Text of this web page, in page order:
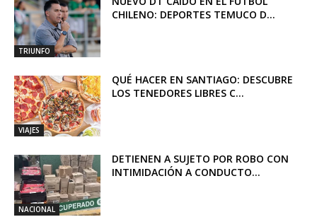
TRIUNFO
CHILENO: DEPORTES TEMUCO D...
VIAJES
QUÉ HACER EN SANTIAGO: DESCUBRE
LOS TENEDORES LIBRES C...
NACIONAL
DETIENEN A SUJETO POR ROBO CON
INTIMIDACIÓN A CONDUCTO...